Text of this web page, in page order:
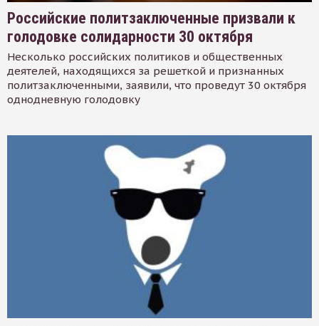
Российские политзаключенные призвали к
голодовке солидарности 30 октября
Несколько российских политиков и общественных
деятелей, находящихся за решеткой и признанных
политзаключенными, заявили, что проведут 30 октября
однодневную голодовку